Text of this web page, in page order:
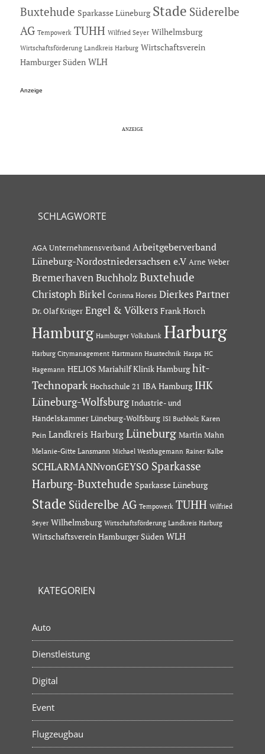
Buxtehude Sparkasse Lüneburg Stade Süderelbe
AG Tempowerk TUHH Wilfried Seyer Wilhelmsburg
Wirtschaftsförderung Landkreis Harburg Wirtschaftsverein
Hamburger Süden WLH
Anzeige
SCHLAGWORTE
AGA Unternehmensverband Arbeitgeberverband
Lüneburg-Nordostniedersachsen e.V Arne Weber
Bremerhaven Buchholz Buxtehude
Christoph Birkel Corinna Horeis Dierkes Partner
Dr. Olaf Krüger Engel & Völkers Frank Horch
Hamburg Hamburger Volksbank Harburg
Harburg Citymanagement Hartmann Haustechnik Haspa HC
Hagemann HELIOS Mariahilf Klinik Hamburg hit-
Technopark Hochschule 21 IBA Hamburg IHK
Lüneburg-Wolfsburg Industrie- und
Handelskammer Lüneburg-Wolfsburg ISI Buchholz Karen
Pein Landkreis Harburg Lüneburg Martin Mahn
Melanie-Gitte Lansmann Michael Westhagemann Rainer Kalbe
SCHLARMANNvonGEYSO Sparkasse
Harburg-Buxtehude Sparkasse Lüneburg
Stade Süderelbe AG Tempowerk TUHH Wilfried
Seyer Wilhelmsburg Wirtschaftsförderung Landkreis Harburg
Wirtschaftsverein Hamburger Süden WLH
KATEGORIEN
Auto
Dienstleistung
Digital
Event
Flugzeugbau